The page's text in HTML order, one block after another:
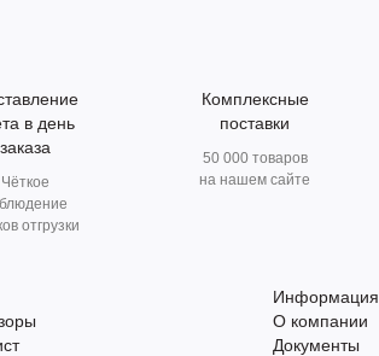
в день
заказа
Чёткое
отгрузки
Комплексные
поставки
50 000 товаров
на нашем сайте
Информация
О компании
Документы